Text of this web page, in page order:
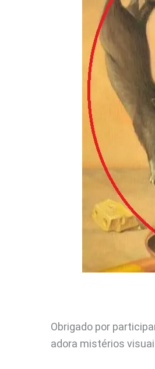
Obrigado por
adora mistérios